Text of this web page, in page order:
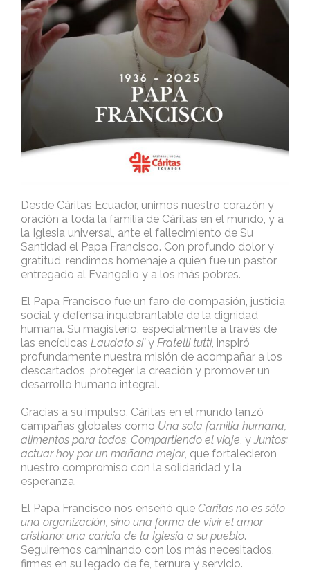
Desde Cáritas Ecuador, unimos nuestro corazón y
oración a toda la familia de Cáritas en el mundo, y a
la Iglesia universal, ante el fallecimiento de Su
Santidad el Papa Francisco. Con profundo dolor y
gratitud, rendimos homenaje a quien fue un pastor
entregado al Evangelio y a los más pobres.
El Papa Francisco fue un faro de compasión, justicia
social y defensa inquebrantable de la dignidad
humana. Su magisterio, especialmente a través de
las encíclicas Laudato si’y Fratelli tutti, inspiró
profundamente nuestra misión de acompañar a los
descartados, proteger la creación y promover un
desarrollo humano integral.
Gracias a su impulso, Cáritas en el mundo lanzó
campañas globales como Una sola familia humana,
alimentos para todos Compartiendo el viaje , y Juntos:
actuar hoy por un mañana mejor, que fortalecieron
nuestro compromiso con la solidaridad y la
esperanza.
El Papa Francisco nos enseñó que Caritas no es sólo
una organización, sino una forma de vivir el amor
cristiano: una caricia de la Iglesia a su pueblo.
Seguiremos caminando con los más necesitados,
firmes en su legado de fe, ternura y servicio.